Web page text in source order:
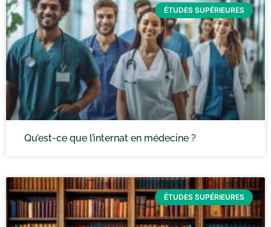
ÉTUDES SUPÉRIEURES
Qu’est-ce que l’internat en médecine ?
ÉTUDES SUPÉRIEURES